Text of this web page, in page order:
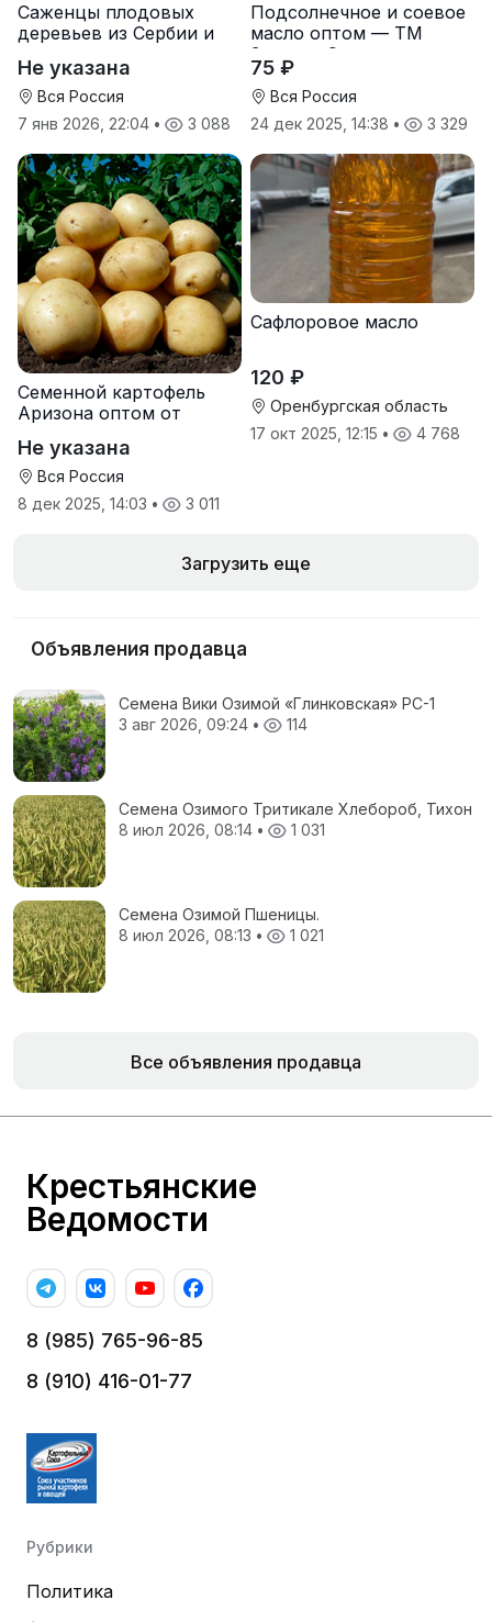
Саженцы плодовых
деревьев из Сербии и
Не указана
Вся Россия
7 янв 2026, 22:04 • 3 088
Подсолнечное и соевое
масло оптом — ТМ
Золотая Семечка
75 ₽
Вся Россия
24 дек 2025, 14:38 • 3 329
Семенной картофель
Аризона оптом от
Не указана
Вся Россия
8 дек 2025, 14:03 • 3 011
Сафлоровое масло
120 ₽
Оренбургская область
17 окт 2025, 12:15 • 4 768
Загрузить еще
Объявления продавца
Семена Вики Озимой «Глинковская» РС-1
3 авг 2026, 09:24 • 114
Семена Озимого Тритикале Хлебороб, Тихон
8 июл 2026, 08:14 • 1 031
Семена Озимой Пшеницы.
8 июл 2026, 08:13 • 1 021
Все объявления продавца
Крестьянские
Ведомости
8 (985) 765-96-85
8 (910) 416-01-77
Рубрики
Политика